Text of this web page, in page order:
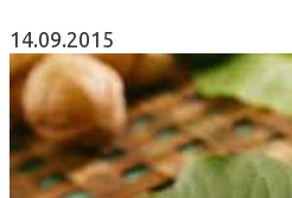
14.09.2015